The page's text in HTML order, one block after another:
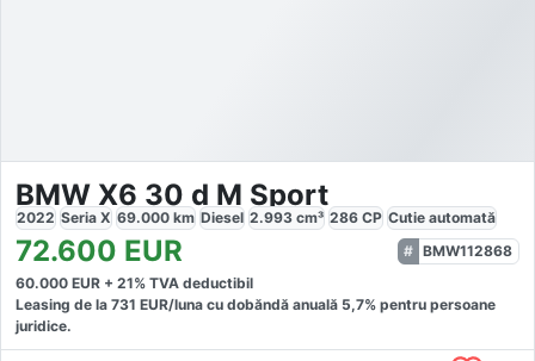
BMW X6 30 d M Sport
2022 Seria X 69.000 km Diesel 2.993 cm³ 286 CP Cutie automată
72.600 EUR
BMW112868
60.000 EUR + 21% TVA deductibil
Leasing de la 731 EUR/luna cu dobăndă anuală 5,7% pentru persoane
juridice.